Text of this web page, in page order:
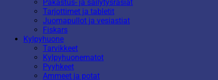
Pakastus- ja säilytysrasiat
Tarjottimet ja tabletit
Juomapullot ja vesiastiat
Fiskars
Kylpyhuone
Tarvikkeet
Kylpyhuonematot
Pyyhkeet
Ammeet ja potat